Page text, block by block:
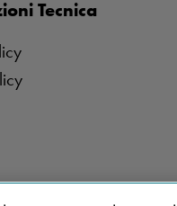
Tecnica